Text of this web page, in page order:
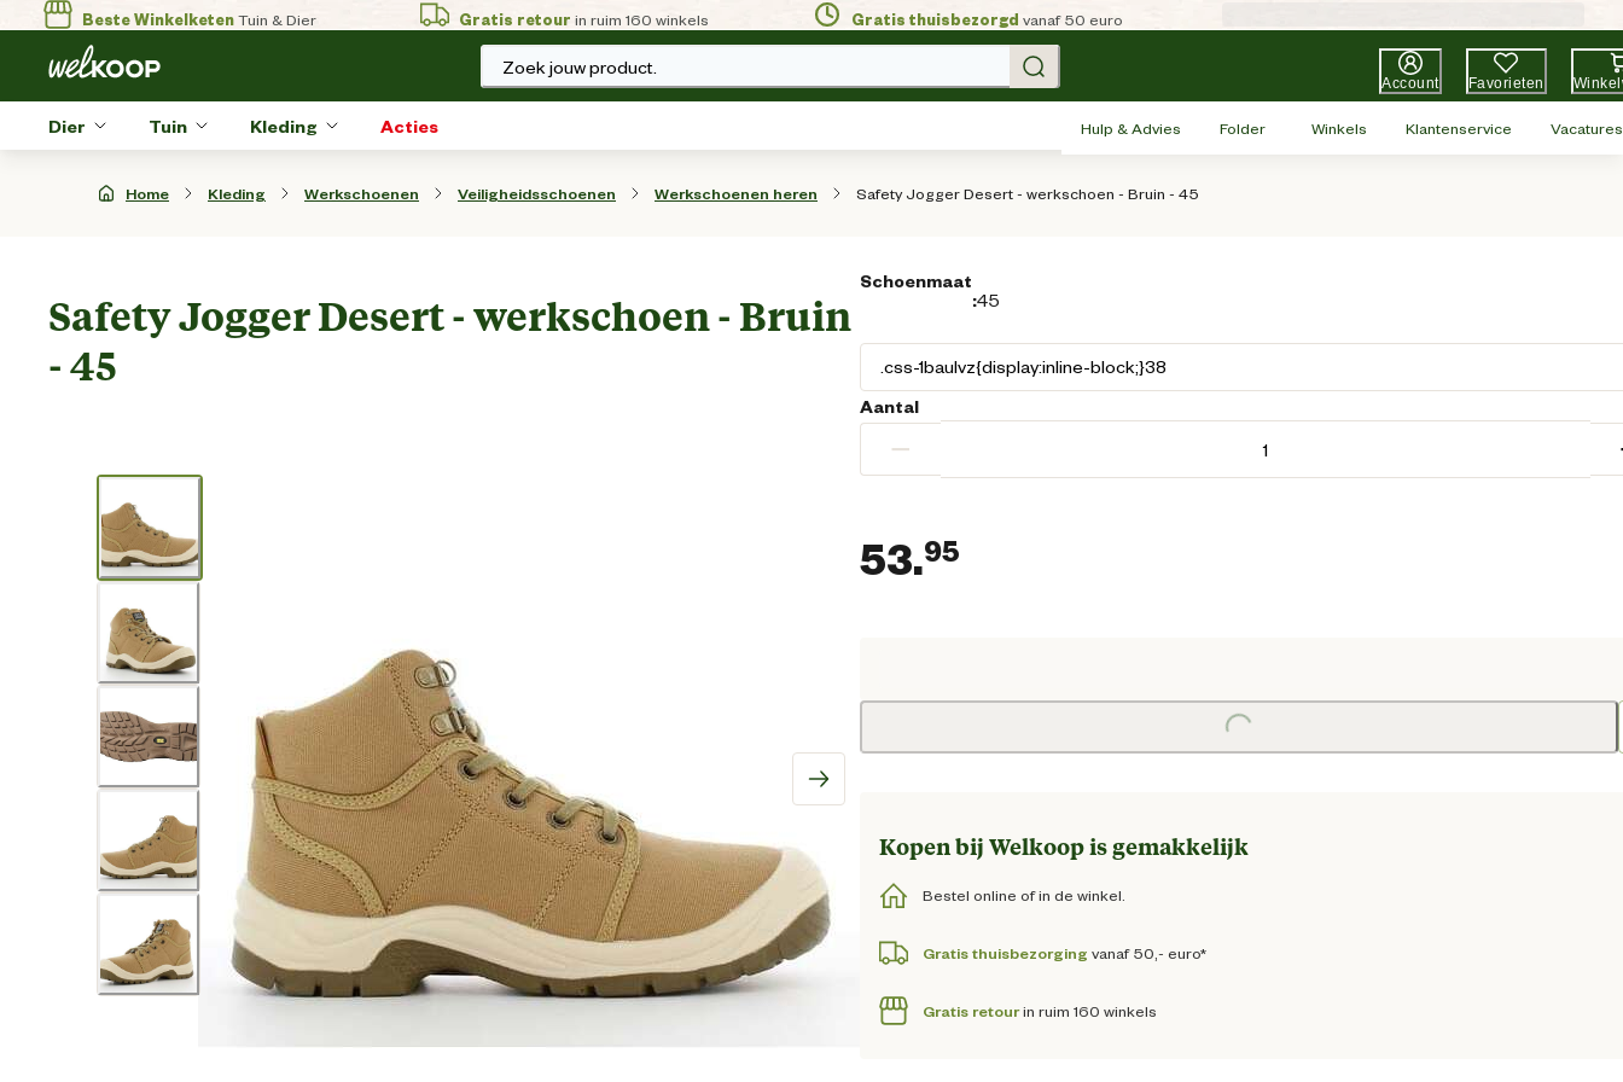
Beste WinkelketenTuin & Dier Gratis retour in ruim 160 winkels Gratis thuisbezorgd vanaf 50 euro
Zoek jouw product.
Account Favorieten
Dier Tuin Kleding Acties Hulp & Advies Folder Winkels Klantenservice Vacatures
Home Kleding Werkschoenen Veiligheidsschoenen Werkschoenen heren Safety Jogger Desert - werkschoen - Bruin - 45
Safety Jogger Desert - werkschoen - Bruin
- 45
Schoenmaat
:45
Aantal
−
53.95
Loading...
Kopen bij Welkoop is gemakkelijk
Bestel online of in de winkel.
Gratis thuisbezorging vanaf 50,- euro*
Gratis retourin ruim 160 winkels